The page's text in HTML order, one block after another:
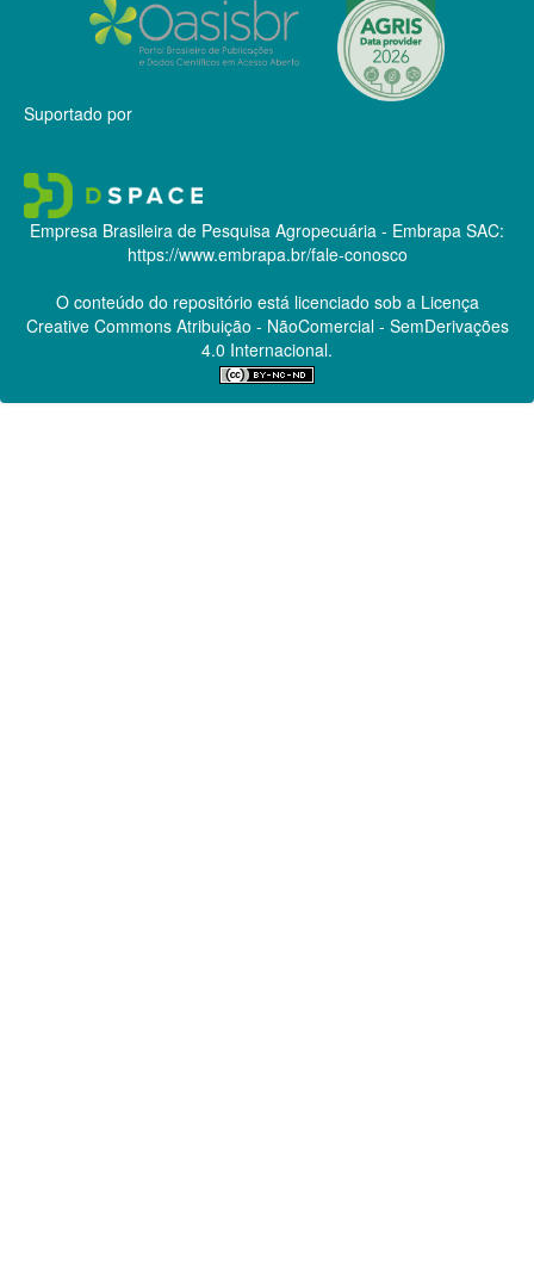
Suportado por
Empresa Brasileira de Pesquisa Agropecuária - Embrapa SAC:
https://www.embrapa.br/fale-conosco
O conteúdo do repositório está licenciado sob a Licença
Creative CommonsAtribuição - NãoComercial - SemDerivações
4.0 Internacional.